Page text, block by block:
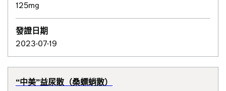
125mg
發證日期
2023-07-19
“中美”益尿散（桑螵蛸散）